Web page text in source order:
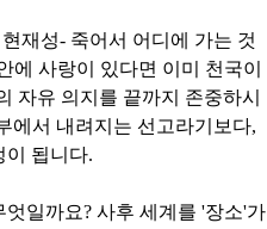
현재성- 죽어서 어디에 가는 것
에 사랑이 있다면 이미 천국이
자유 의지를 끝까지 존중하시
에서 내려지는 선고라기보다,
이 됩니다.
엇일까요? 사후 세계를 '장소'가